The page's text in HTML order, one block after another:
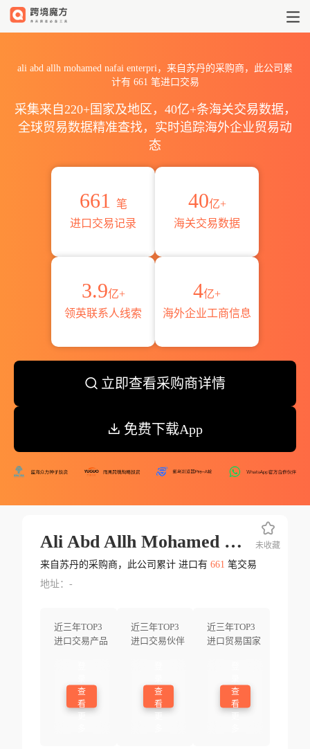
ali abd allh mohamed nafai enterpri，来自苏丹的采购商，此公司累
计有 661 笔进口交易
采集来自220+国家及地区，40亿+条海关交易数据，
全球贸易数据精准查找，实时追踪海外企业贸易动
态
661
笔
进口交易记录
40亿+
海关交易数据
3.9亿+
领英联系人线索
4亿+
海外企业工商信息
立即查看采购商详情
免费下载App
Ali Abd Allh Mohamed Nafai Enterpri
来自苏丹的采购商，此公司累计 进口有 661 笔交易
地址：-
近三年TOP3
进口交易产品
查
看
近三年TOP3
进口交易伙伴
查
看
近三年TOP3
进口贸易国家
查
看
未收藏